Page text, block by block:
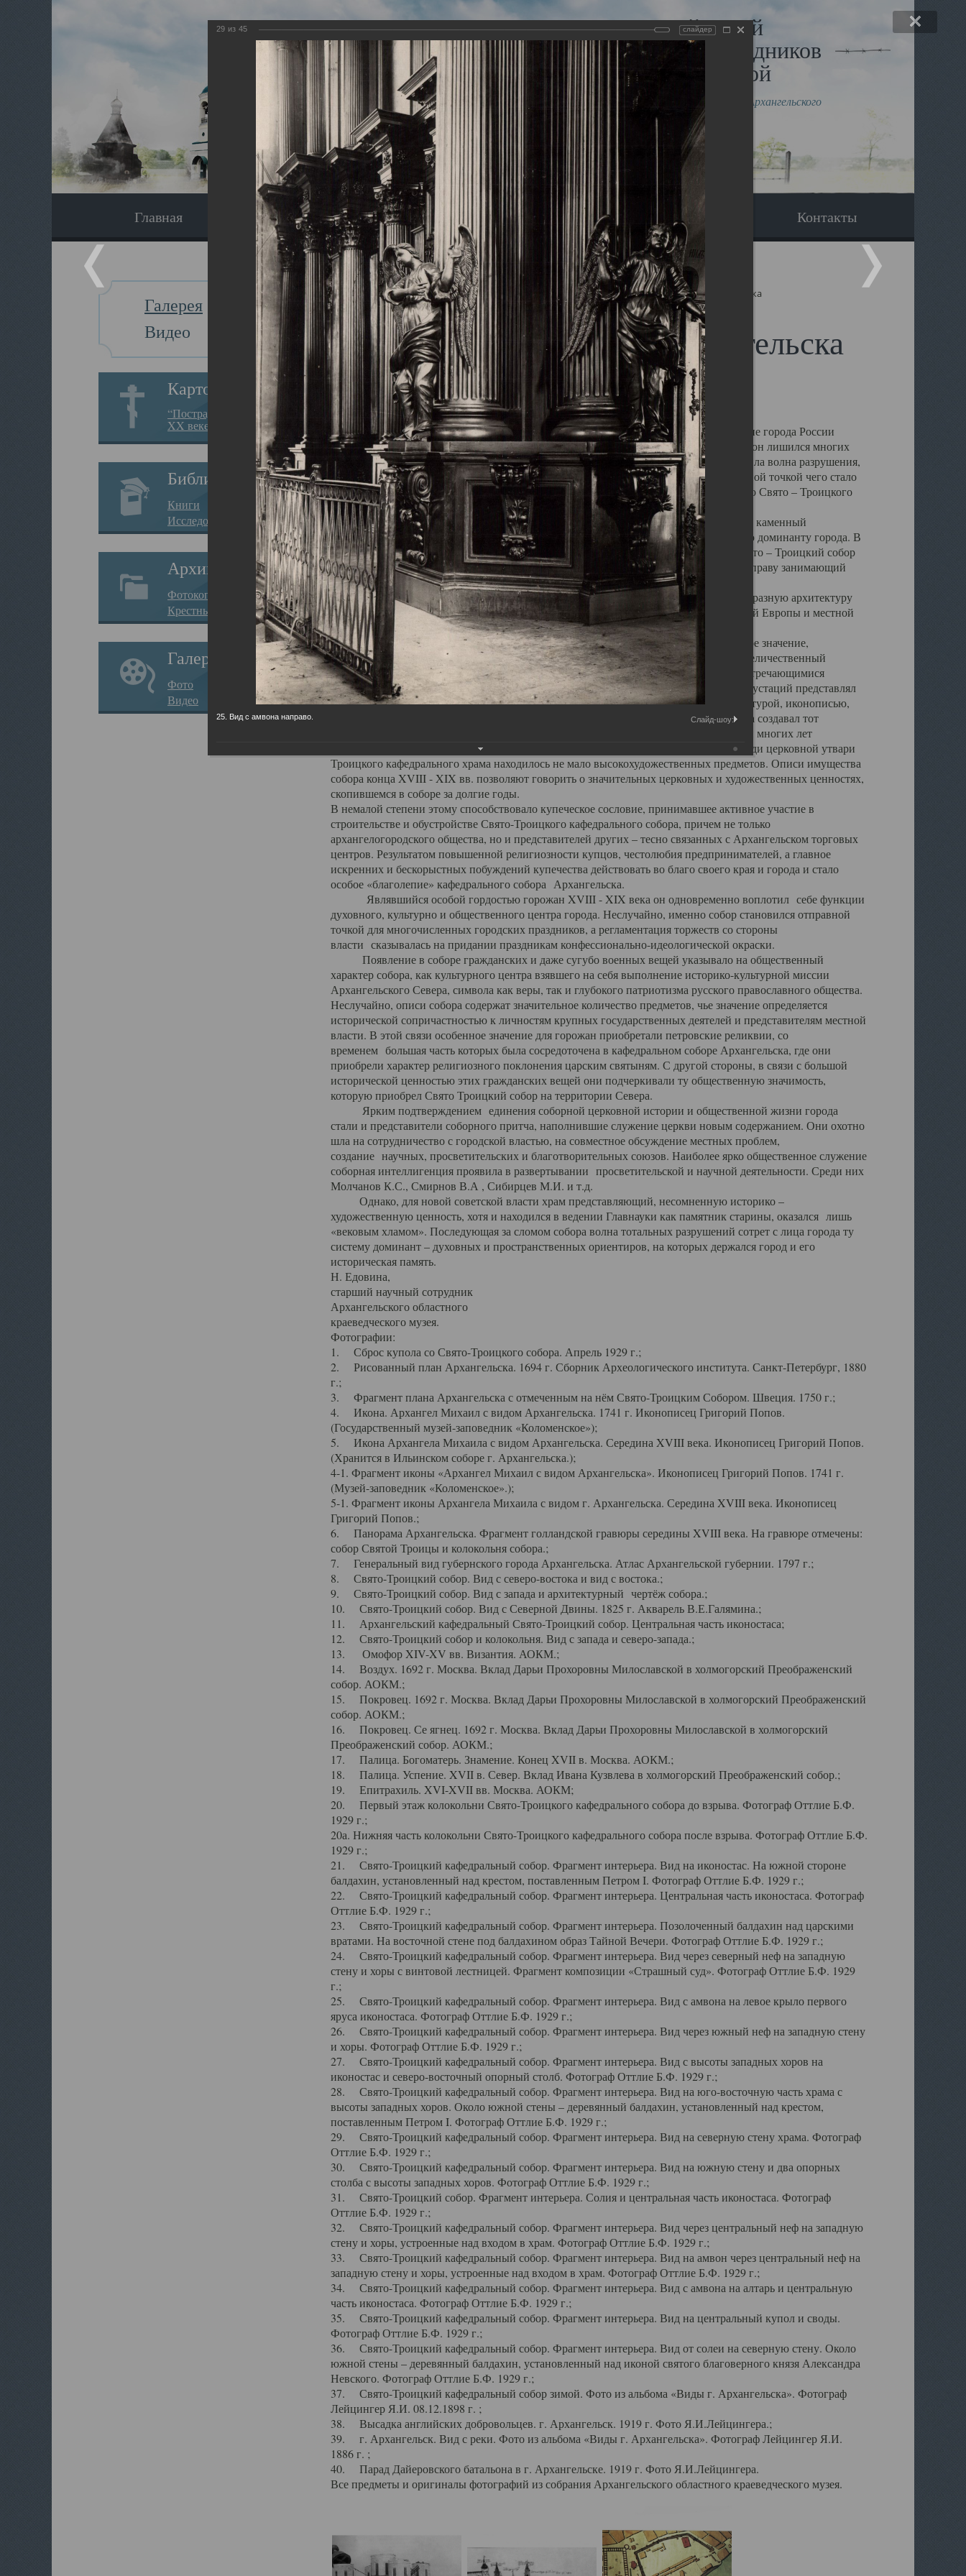
Виртуальный музей
Новомучеников и исповедников
Земли Архангельской
Сайт создан по благословлению митрополита Архангельского
и Холмогорского Даниила
Главная Экскурсия Наследники Галерея Вопрос-ответ Контакты
Галерея
Видео
Картотека
“Пострадавшие за веру в
XX веке на Севере”
Библиотека
Книги
Исследования
Архив
Фотокопии дел
Крестные ходы
Галерея
Фото
Видео
Главная Галерея Храмы-мученики Архангельска Свято-Троицкий собор Архангельска
Свято-Троицкий собор Архангельска
Свято-Троицкий собор Архангельска
23.12.2015
Сегодня мы можем говорить, что Архангельск в большей мере, чем другие губернские города России
пострадал от целенаправленных систематических разрушений, в результате которых он лишился многих
выдающихся памятников архитектуры. Больше всего по старому Архангельску ударила волна разрушения,
вызванная борьбой с религией, набравшая особую силу в конце 20 –х годов. Отправной точкой чего стало
разрушение православного центра архангельской губернии - ансамбля кафедрального Свято – Троицкого
собора Архангельска.
Возникнув в начале XVIII века в центре Архангельска, величественный каменный
двухэтажный Троицкий собор, сразу превратился в зрительную и градостроительную доминанту города. В
XVIII веке по масштабам ему не было равных на Севере. Вплоть до разрушения Свято – Троицкий собор
оставался самым высоким и значительным из городских строений Архангельска, по праву занимающий
второе место, после гостиных дворов, в градостроительной картине Архангельска.
Один из самых больших и светлых соборов России воплотил в себе яркую и своеобразную архитектуру
портового города с отраженными в ней архитектурными течениями России, Западной Европы и местной
архангелогородской школы церковного зодчества.
Масштабность, благолепие и богатство собора, вполне оправдывали его кафедральное значение,
заслуженно выделяя из многочисленных культовых построек города. Обширный и величественный
иконостас украшенный колоннами ионического стиля, с единственными нигде не встречающимися
царскими вратами, изящным фронтоном и множеством резных, символических инкрустаций представлял
собой поистине художественную ценность. В совокупности же с живописью, скульптурой, иконописью,
шитьем, многочисленными предметами церковной утвари интерьер Троицкого храма создавал тот
неповторимый красочный ансамбль декоративного убранства собора, на протяжении многих лет
поражающий воображение своих посетителей. В соборной ризнице, библиотеке, среди церковной утвари
Троицкого кафедрального храма находилось не мало высокохудожественных предметов. Описи имущества
собора конца XVIII - XIX вв. позволяют говорить о значительных церковных и художественных ценностях,
скопившемся в соборе за долгие годы.
В немалой степени этому способствовало купеческое сословие, принимавшее активное участие в
строительстве и обустройстве Свято-Троицкого кафедрального собора, причем не только
архангелогородского общества, но и представителей других – тесно связанных с Архангельском торговых
центров. Результатом повышенной религиозности купцов, честолюбия предпринимателей, а главное
искренних и бескорыстных побуждений купечества действовать во благо своего края и города и стало
особое «благолепие» кафедрального собора Архангельска.
Являвшийся особой гордостью горожан XVIII - XIX века он одновременно воплотил себе функции
духовного, культурно и общественного центра города. Неслучайно, именно собор становился отправной
точкой для многочисленных городских праздников, а регламентация торжеств со стороны
власти сказывалась на придании праздникам конфессионально-идеологической окраски.
Появление в соборе гражданских и даже сугубо военных вещей указывало на общественный
характер собора, как культурного центра взявшего на себя выполнение историко-культурной миссии
Архангельского Севера, символа как веры, так и глубокого патриотизма русского православного общества.
Неслучайно, описи собора содержат значительное количество предметов, чье значение определяется
исторической сопричастностью к личностям крупных государственных деятелей и представителям местной
власти. В этой связи особенное значение для горожан приобретали петровские реликвии, со
временем большая часть которых была сосредоточена в кафедральном соборе Архангельска, где они
приобрели характер религиозного поклонения царским святыням. С другой стороны, в связи с большой
исторической ценностью этих гражданских вещей они подчеркивали ту общественную значимость,
которую приобрел Свято Троицкий собор на территории Севера.
Ярким подтверждением единения соборной церковной истории и общественной жизни города
стали и представители соборного притча, наполнившие служение церкви новым содержанием. Они охотно
шла на сотрудничество с городской властью, на совместное обсуждение местных проблем,
создание научных, просветительских и благотворительных союзов. Наиболее ярко общественное служение
соборная интеллигенция проявила в развертывании просветительской и научной деятельности. Среди них
Молчанов К.С., Смирнов В.А , Сибирцев М.И. и т.д.
Однако, для новой советской власти храм представляющий, несомненную историко –
художественную ценность, хотя и находился в ведении Главнауки как памятник старины, оказался лишь
«вековым хламом». Последующая за сломом собора волна тотальных разрушений сотрет с лица города ту
систему доминант – духовных и пространственных ориентиров, на которых держался город и его
историческая память.
Н. Едовина,
старший научный сотрудник
Архангельского областного
краеведческого музея.
Фотографии:
1. Сброс купола со Свято-Троицкого собора. Апрель 1929 г.;
2. Рисованный план Архангельска. 1694 г. Сборник Археологического института. Санкт-Петербург, 1880
г.;
3. Фрагмент плана Архангельска с отмеченным на нём Свято-Троицким Собором. Швеция. 1750 г.;
4. Икона. Архангел Михаил с видом Архангельска. 1741 г. Иконописец Григорий Попов.
(Государственный музей-заповедник «Коломенское»);
5. Икона Архангела Михаила с видом Архангельска. Середина XVIII века. Иконописец Григорий Попов.
(Хранится в Ильинском соборе г. Архангельска.);
4-1. Фрагмент иконы «Архангел Михаил с видом Архангельска». Иконописец Григорий Попов. 1741 г.
(Музей-заповедник «Коломенское».);
5-1. Фрагмент иконы Архангела Михаила с видом г. Архангельска. Середина XVIII века. Иконописец
Григорий Попов.;
6. Панорама Архангельска. Фрагмент голландской гравюры середины XVIII века. На гравюре отмечены:
собор Святой Троицы и колокольня собора.;
7. Генеральный вид губернского города Архангельска. Атлас Архангельской губернии. 1797 г.;
8. Свято-Троицкий собор. Вид с северо-востока и вид с востока.;
9. Свято-Троицкий собор. Вид с запада и архитектурный чертёж собора.;
10. Свято-Троицкий собор. Вид с Северной Двины. 1825 г. Акварель В.Е.Галямина.;
11. Архангельский кафедральный Свято-Троицкий собор. Центральная часть иконостаса;
12. Свято-Троицкий собор и колокольня. Вид с запада и северо-запада.;
13. Омофор XIV-XV вв. Византия. АОКМ.;
14. Воздух. 1692 г. Москва. Вклад Дарьи Прохоровны Милославской в холмогорский Преображенский
собор. АОКМ.;
15. Покровец. 1692 г. Москва. Вклад Дарьи Прохоровны Милославской в холмогорский Преображенский
собор. АОКМ.;
16. Покровец. Се ягнец. 1692 г. Москва. Вклад Дарьи Прохоровны Милославской в холмогорский
Преображенский собор. АОКМ.;
17. Палица. Богоматерь. Знамение. Конец XVII в. Москва. АОКМ.;
18. Палица. Успение. XVII в. Север. Вклад Ивана Кузвлева в холмогорский Преображенский собор.;
19. Епитрахиль. XVI-XVII вв. Москва. АОКМ;
20. Первый этаж колокольни Свято-Троицкого кафедрального собора до взрыва. Фотограф Оттлие Б.Ф.
1929 г.;
20а. Нижняя часть колокольни Свято-Троицкого кафедрального собора после взрыва. Фотограф Оттлие Б.Ф.
1929 г.;
21. Свято-Троицкий кафедральный собор. Фрагмент интерьера. Вид на иконостас. На южной стороне
балдахин, установленный над крестом, поставленным Петром I. Фотограф Оттлие Б.Ф. 1929 г.;
22. Свято-Троицкий кафедральный собор. Фрагмент интерьера. Центральная часть иконостаса. Фотограф
Оттлие Б.Ф. 1929 г.;
23. Свято-Троицкий кафедральный собор. Фрагмент интерьера. Позолоченный балдахин над царскими
вратами. На восточной стене под балдахином образ Тайной Вечери. Фотограф Оттлие Б.Ф. 1929 г.;
24. Свято-Троицкий кафедральный собор. Фрагмент интерьера. Вид через северный неф на западную
стену и хоры с винтовой лестницей. Фрагмент композиции «Страшный суд». Фотограф Оттлие Б.Ф. 1929
г.;
25. Свято-Троицкий кафедральный собор. Фрагмент интерьера. Вид с амвона на левое крыло первого
яруса иконостаса. Фотограф Оттлие Б.Ф. 1929 г.;
26. Свято-Троицкий кафедральный собор. Фрагмент интерьера. Вид через южный неф на западную стену
и хоры. Фотограф Оттлие Б.Ф. 1929 г.;
27. Свято-Троицкий кафедральный собор. Фрагмент интерьера. Вид с высоты западных хоров на
иконостас и северо-восточный опорный столб. Фотограф Оттлие Б.Ф. 1929 г.;
28. Свято-Троицкий кафедральный собор. Фрагмент интерьера. Вид на юго-восточную часть храма с
высоты западных хоров. Около южной стены – деревянный балдахин, установленный над крестом,
поставленным Петром I. Фотограф Оттлие Б.Ф. 1929 г.;
29. Свято-Троицкий кафедральный собор. Фрагмент интерьера. Вид на северную стену храма. Фотограф
Оттлие Б.Ф. 1929 г.;
30. Свято-Троицкий кафедральный собор. Фрагмент интерьера. Вид на южную стену и два опорных
столба с высоты западных хоров. Фотограф Оттлие Б.Ф. 1929 г.;
31. Свято-Троицкий собор. Фрагмент интерьера. Солия и центральная часть иконостаса. Фотограф
Оттлие Б.Ф. 1929 г.;
32. Свято-Троицкий кафедральный собор. Фрагмент интерьера. Вид через центральный неф на западную
стену и хоры, устроенные над входом в храм. Фотограф Оттлие Б.Ф. 1929 г.;
33. Свято-Троицкий кафедральный собор. Фрагмент интерьера. Вид на амвон через центральный неф на
западную стену и хоры, устроенные над входом в храм. Фотограф Оттлие Б.Ф. 1929 г.;
34. Свято-Троицкий кафедральный собор. Фрагмент интерьера. Вид с амвона на алтарь и центральную
часть иконостаса. Фотограф Оттлие Б.Ф. 1929 г.;
35. Свято-Троицкий кафедральный собор. Фрагмент интерьера. Вид на центральный купол и своды.
Фотограф Оттлие Б.Ф. 1929 г.;
36. Свято-Троицкий кафедральный собор. Фрагмент интерьера. Вид от солеи на северную стену. Около
южной стены – деревянный балдахин, установленный над иконой святого благоверного князя Александра
Невского. Фотограф Оттлие Б.Ф. 1929 г.;
37. Свято-Троицкий кафедральный собор зимой. Фото из альбома «Виды г. Архангельска». Фотограф
Лейцингер Я.И. 08.12.1898 г. ;
38. Высадка английских добровольцев. г. Архангельск. 1919 г. Фото Я.И.Лейцингера.;
39. г. Архангельск. Вид с реки. Фото из альбома «Виды г. Архангельска». Фотограф Лейцингер Я.И.
1886 г. ;
40. Парад Дайеровского батальона в г. Архангельске. 1919 г. Фото Я.И.Лейцингера.
Все предметы и оригиналы фотографий из собрания Архангельского областного краеведческого музея.
29 из 45 слайдер
25. Вид с амвона направо. Слайд-шоу: